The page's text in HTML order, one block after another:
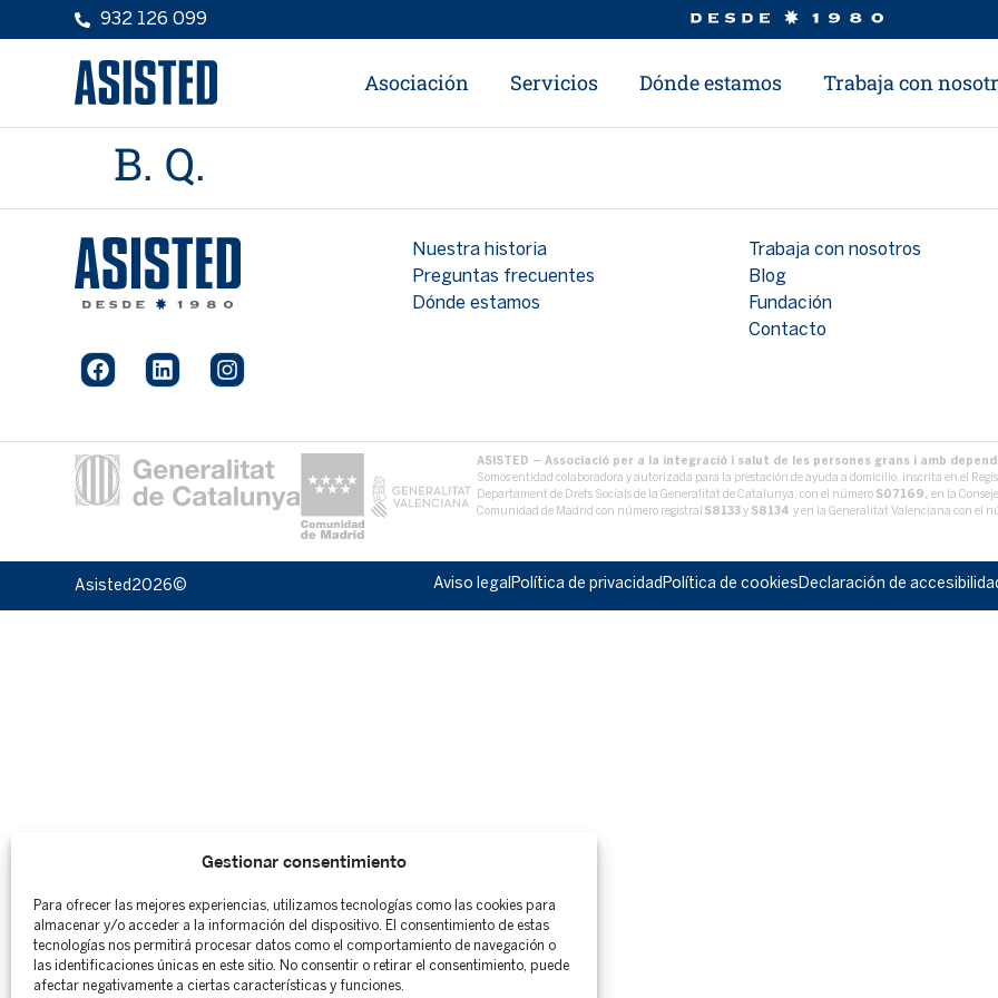
Gestionar consentimiento
Para ofrecer las mejores experiencias, utilizamos tecnologías como las cookies para
almacenar y/o acceder a la información del dispositivo. El consentimiento de estas
tecnologías nos permitirá procesar datos como el comportamiento de navegación o
las identificaciones únicas en este sitio. No consentir o retirar el consentimiento, puede
afectar negativamente a ciertas características y funciones.
contenido 932 126 099
Asociación Servicios Dónde estamos Trabaja con
B. Q.
Nuestra historia
Preguntas frecuentes
Dónde estamos
Trabaja con nosotros
Blog
Fundación
Contacto
ASISTED – Associació per a la integració i salut de les persones grans i amb
Somos entidad colaboradora y autorizada para la prestación de ayuda a domicilio, inscrita en el
Departament de Drets Socials de la Generalitat de Catalunya, con el número S07169,en la
Comunidad de Madrid con número registral
S8133 y S8134y en la Generalitat Valenciana con el
Asisted2026© Aviso legal Política de privacidadPolítica de cookies Declaración de